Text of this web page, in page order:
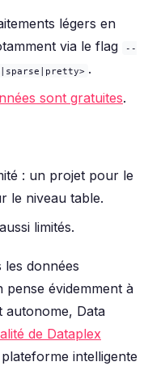
légers en
via le flag
--
.
sont gratuites.
: un projet pour le
le niveau table.
limités.
données
évidemment à
autonome, Data
de Dataplex
intelligente